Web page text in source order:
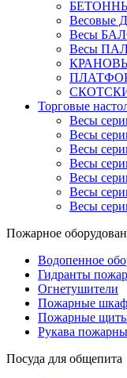
Весовые
Весы
Весы
Торговые
Весы
Весы
Весы
Весы
Весы
Весы
Весы
Пожарное
Водопенное
Гидранты
Огнетушители
Пожарные
Пожарные
Рукава
Посуда для общепита